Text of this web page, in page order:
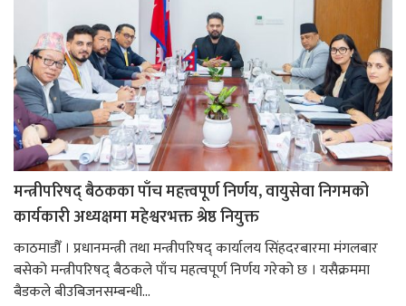
मन्त्रीपरिषद् बैठकका पाँच महत्त्वपूर्ण निर्णय, वायुसेवा निगमको
कार्यकारी अध्यक्षमा महेश्वरभक्त श्रेष्ठ नियुक्त
काठमाडौँ । प्रधानमन्त्री तथा मन्त्रीपरिषद् कार्यालय सिंहदरबारमा मंगलबार
बसेको मन्त्रीपरिषद् बैठकले पाँच महत्वपूर्ण निर्णय गरेको छ । यसैक्रममा
बैडकले बीउबिजनसम्बन्धी...